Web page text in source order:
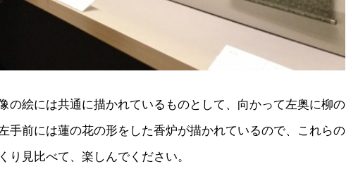
の絵には共通に描かれているものとして、向かって左奥に柳の
手前には蓮の花の形をした香炉が描かれているので、これらの
り見比べて、楽しんでください。